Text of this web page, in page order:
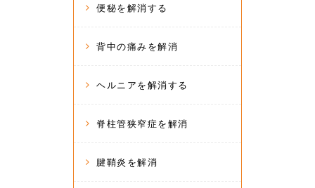
便秘を解消する
背中の痛みを解消
ヘルニアを解消する
脊柱管狭窄症を解消
腱鞘炎を解消